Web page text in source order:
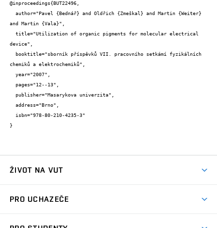
@inproceedings{BUT22496,
and Martin {Vala}",
device",
chemiků a elektrochemiků",
}
ŽIVOT NA VUT
Koleje
PRO UCHAZEČE